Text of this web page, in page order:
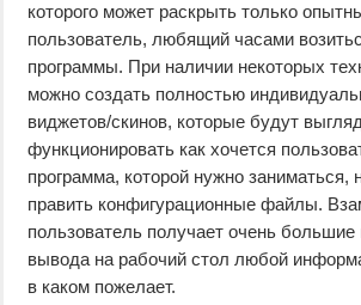
которого может раскрыть только
пользователь, любящий часами
программы. При наличии некоторых
можно создать полностью
виджетов/скинов, которые будут
функционировать как хочется
программа, которой нужно заниматься,
править конфигурационные файлы.
пользователь получает очень
вывода на рабочий стол любой
в каком пожелает.